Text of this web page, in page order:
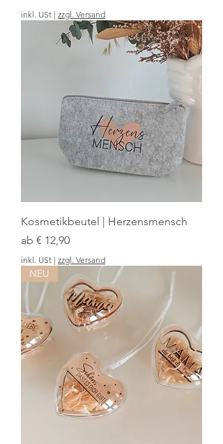
inkl. USt | zzgl. Versand
Kosmetikbeutel | Herzensmensch
ab € 12,90
Sale-Preis
inkl. USt | zzgl. Versand
NEU